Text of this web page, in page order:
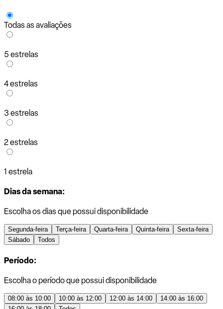
Todas as avaliações
5 estrelas
4 estrelas
3 estrelas
2 estrelas
1 estrela
Dias da semana:
Escolha os dias que possui disponibilidade
Segunda-feira Terça-feira Quarta-feira Quinta-feira
Sexta-feira
Sábado
Todos
Período:
Escolha o período que possui disponibilidade
08:00 às 10:00 10:00 às 12:00 12:00 às 14:00
14:00 às 16:00